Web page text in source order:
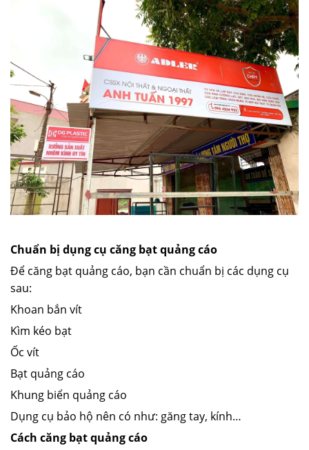
Chuẩn bị dụng cụ căng bạt quảng cáo
Để căng bạt quảng cáo, bạn cần chuẩn bị các dụng cụ
sau:
Khoan bắn vít
Kìm kéo bạt
Ốc vít
Bạt quảng cáo
Khung biển quảng cáo
Dụng cụ bảo hộ nên có như: găng tay, kính…
Cách căng bạt quảng cáo